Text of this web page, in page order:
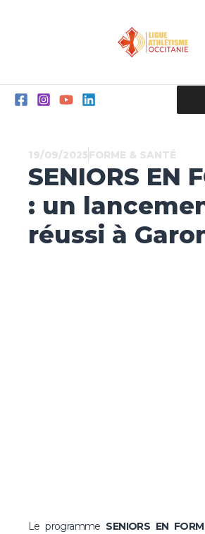
19/09/2025FORME & SANTÉ
SENIORS EN
: un
réussi à
Le programme SENIORS EN